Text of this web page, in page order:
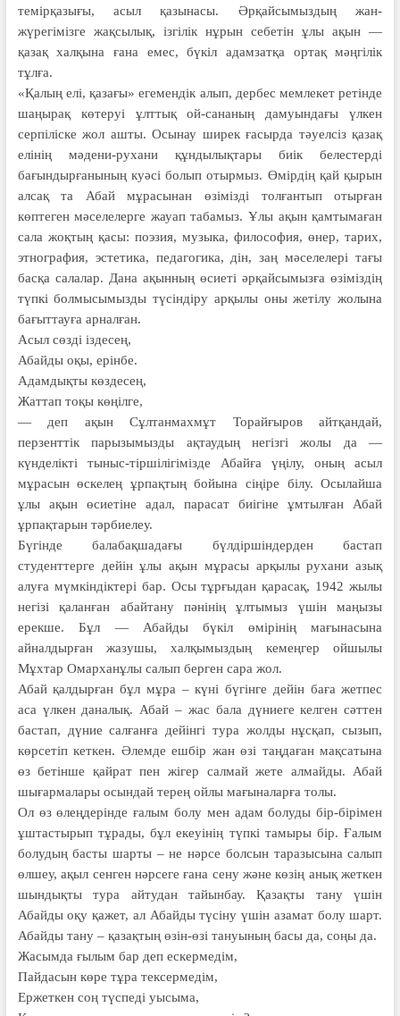
темірқазығы, асыл қазынасы. Әрқай­сымыздың жан-
жүрегімізге жақсы­лық, ізгілік нұрын себетін ұлы ақын —
қазақ халқына ғана емес, бүкіл адам­затқа ортақ мәңгілік
тұлға.
«Қалың елі, қазағы» егемендік алып, дербес мемлекет ретінде
шаңырақ кө­те­руі ұлттық ой-сананың дамуындағы үл­кен
серпіліске жол ашты. Осынау ширек ғасырда тәуелсіз қазақ
елінің мәдени-рухани құндылықтары биік белестерді
бағындырғанының куәсі болып отырмыз. Өмірдің қай қы­рын
алсақ та Абай мұрасынан өзі­мізді толғантып отырған
көптеген мәсе­ле­лерге жауап табамыз. Ұлы ақын қам­тымаған
сала жоқтың қасы: поэзия, музыка, философия, өнер, тарих,
этнография, эстетика, педагогика, дін, заң мәселелері тағы
басқа салалар. Дана ақынның өсиеті әрқайсымызға өзіміздің
түпкі болмысымызды тү­сін­діру арқылы оны жетілу жолына
ба­ғыттауға арналған.
Асыл сөзді іздесең,
Абайды оқы, ерінбе.
Адамдықты көздесең,
Жаттап тоқы көңілге,
— деп ақын Сұлтанмахмұт Торайғыров айтқандай,
перзенттік парызымызды ақтаудың негізгі жолы да —
күнделікті тыныс-тіршілігіміз­де Абайға үңілу, оның асыл
мұрасын өскелең ұрпақтың бойына сіңіре білу. Осылайша
ұлы ақын өсиетіне адал, парасат биігіне ұмтылған Абай
ұрпақтарын тәрбиелеу.
Бүгінде балабақшадағы бүлдір­шіндерден бастап
студенттерге дейін ұлы ақын мұрасы арқылы рухани азық
алуға мүмкіндіктері бар. Осы тұрғы­дан қарасақ, 1942 жылы
негізі қалан­ған абайтану пәнінің ұлтымыз үшін маңызы
ерекше. Бұл — Абайды бүкіл өмірінің мағынасына
айналдырған жазушы, халқымыздың кемеңгер ой­шылы
Мұхтар Омарханұлы салып бер­ген сара жол.
Абай қалдырған бұл мұра – күні бүгінге дейін баға жетпес
аса үлкен даналық. Абай – жас бала дүниеге келген сәттен
бастап, дүние салғанға дейінгі тура жолды нұсқап, сызып,
көрсетіп кеткен. Әлемде ешбір жан өзі таңдаған мақсатына
өз бетінше қайрат пен жігер салмай жете алмайды. Абай
шығармалары осындай терең ойлы мағыналарға толы.
Ол өз өлеңдерінде ғалым болу мен адам болуды бір-бірімен
ұштасты­рып тұрады, бұл екеуінің түпкі тамы­ры бір. Ғалым
болудың басты шарты – не нәрсе болсын таразысына салып
өл­шеу, ақыл сенген нәрсеге ғана сену және көзің анық жеткен
шындықты тура айтудан тайынбау. Қазақты тану үшін
Абайды оқу қажет, ал Абайды түсіну үшін азамат болу шарт.
Абайды тану – қазақтың өзін-өзі тануының басы да, соңы да.
Жасымда ғылым бар деп ескермедім,
Пайдасын көре тұра тексермедім,
Ержеткен соң түспеді уысыма,